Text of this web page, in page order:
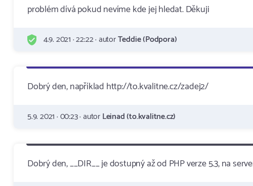
problém dívá pokud nevíme kde jej hledat. Děkuji
4.9. 2021 · 22:22 · autorTeddie (Podpora)
Dobrý den, například http://to.kvalitne.cz/zadej2/
5.9. 2021 · 00:23 · autorLeinad (to.kvalitne.cz)
Dobrý den, __DIR__ je dostupný až od PHP verze 5.3, na